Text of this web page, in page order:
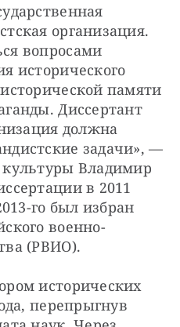
организация.
вопросами
исторического
памяти
Диссертант
должна
задачи», —
Владимир
в 2011
го был избран
военно-
(РВИО).
исторических
перепрыгнув